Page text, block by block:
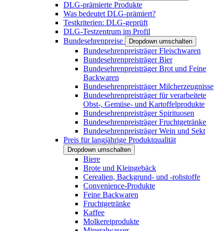
DLG-prämierte Produkte
Was bedeutet DLG-prämiert?
Testkriterien: DLG-geprüft
DLG-Testzentrum im Profil
Bundesehrenpreise
Dropdown umschalten
Bundesehrenpreisträger Fleischwaren
Bundesehrenpreisträger Bier
Bundesehrenpreisträger Brot und Feine
Backwaren
Bundesehrenpreisträger Milcherzeugnisse
Bundesehrenpreisträger für verarbeitete
Obst-, Gemüse- und Kartoffelprodukte
Bundesehrenpreisträger Spirituosen
Bundesehrenpreisträger Fruchtgetränke
Bundesehrenpreisträger Wein und Sekt
Preis für langjährige Produktqualität
Dropdown umschalten
Biere
Brote und Kleingebäck
Cerealien, Backgrund- und -rohstoffe
Convenience-Produkte
Feine Backwaren
Fruchtgetränke
Kaffee
Molkereiprodukte